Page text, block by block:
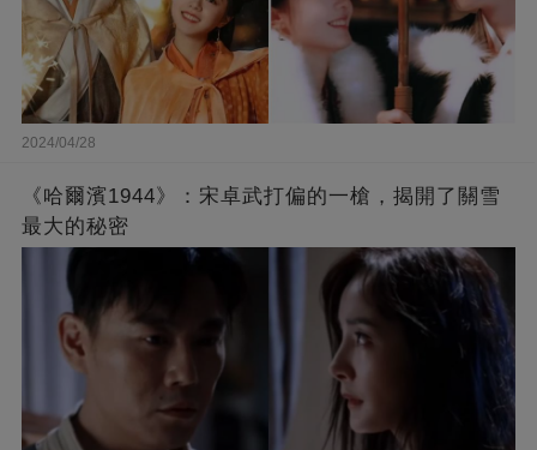
2024/04/28
《哈爾濱1944》：宋卓武打偏的一槍，揭開了關雪
最大的秘密